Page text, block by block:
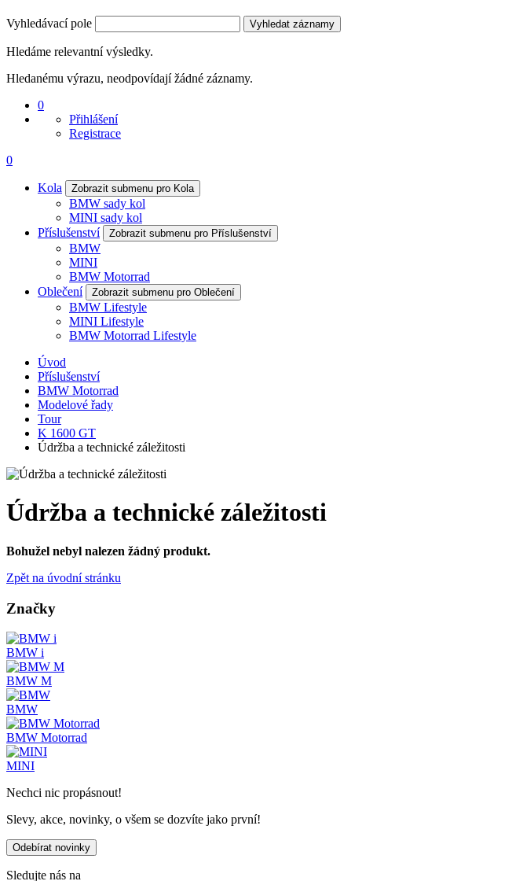
Vyhledávací pole Vyhledat záznamy
Hledáme relevantní výsledky.
Hledanému výrazu, neodpovídají žádné záznamy.
0
Přihlášení
Registrace
0
Kola Zobrazit submenu pro Kola
BMW sady kol
MINI sady kol
Příslušenství
Zobrazit submenu pro Příslušenství
BMW
MINI
BMW Motorrad
Oblečení
Zobrazit submenu pro Oblečení
BMW Lifestyle
MINI Lifestyle
BMW Motorrad Lifestyle
Úvod
Příslušenství
BMW Motorrad
Modelové řady
Tour
K 1600 GT
Údržba a technické záležitosti
Údržba a technické záležitosti
Bohužel nebyl nalezen žádný produkt.
Zpět na úvodní stránku
Značky
BMW i
BMW M
BMW
BMW Motorrad
MINI
Nechci nic propásnout!
Slevy, akce, novinky, o všem se dozvíte jako první!
Odebírat novinky
Sledujte nás na